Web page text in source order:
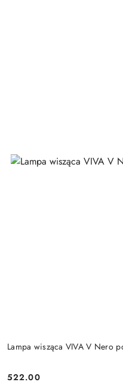
Lampa wisząca VIVA V Nero
Cena:
522.00